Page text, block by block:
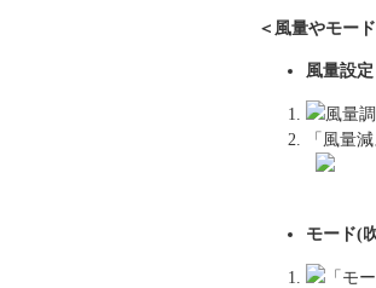
＜風量やモー
風量設定
風量
「風量
モード(
「モ